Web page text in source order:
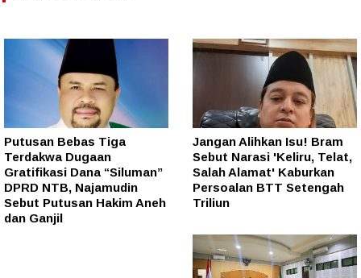
Putusan Bebas Tiga
Terdakwa Dugaan
Gratifikasi Dana “Siluman”
DPRD NTB, Najamudin
Sebut Putusan Hakim Aneh
dan Ganjil
Jangan Alihkan Isu! Bram
Sebut Narasi 'Keliru, Telat,
Salah Alamat' Kaburkan
Persoalan BTT Setengah
Triliun